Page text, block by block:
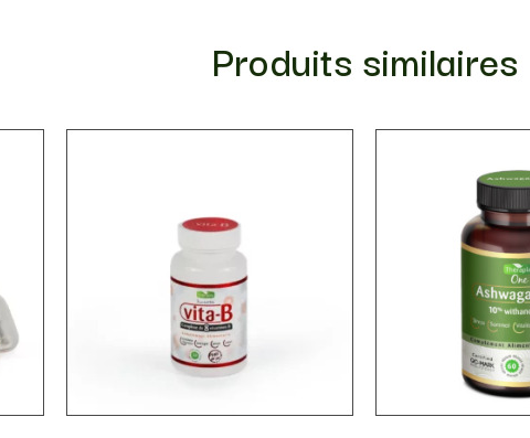
Produits similaires